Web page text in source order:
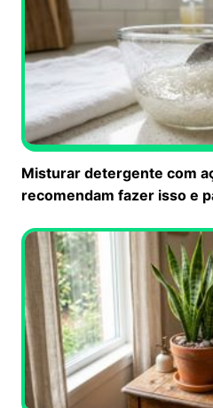
Misturar detergente com
recomendam fazer isso e